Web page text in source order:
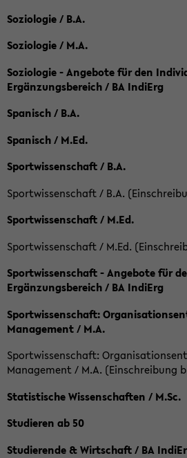
Soziologie / B.A.
Soziologie / M.A.
Soziologie - Angebote für den
Ergänzungsbereich / BA IndiErg
Spanisch / B.A.
Spanisch / M.Ed.
Sportwissenschaft / B.A.
Sportwissenschaft / B.A.
Sportwissenschaft / M.Ed.
Sportwissenschaft / M.Ed.
Sportwissenschaft - Angebote für
Ergänzungsbereich / BA IndiErg
Sportwissenschaft:
Management / M.A.
Sportwissenschaft:
Management / M.A. (Einschreibung
Statistische Wissenschaften / M.Sc.
Studieren ab 50
Studierende & Wirtschaft / BA